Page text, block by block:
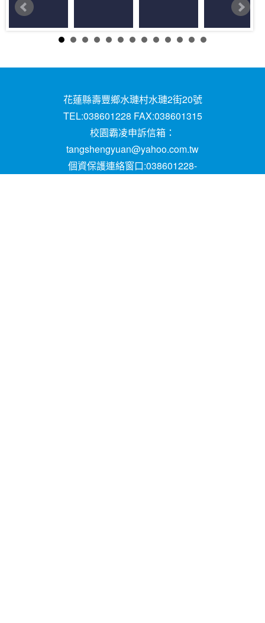
花蓮縣壽豐鄉水璉村水璉2街20號
TEL:038601228 FAX:038601315
校園霸凌申訴信箱：
tangshengyuan@yahoo.com.tw
個資保護連絡窗口:038601228-